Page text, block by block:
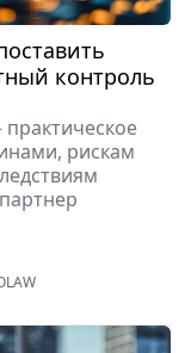
контроль